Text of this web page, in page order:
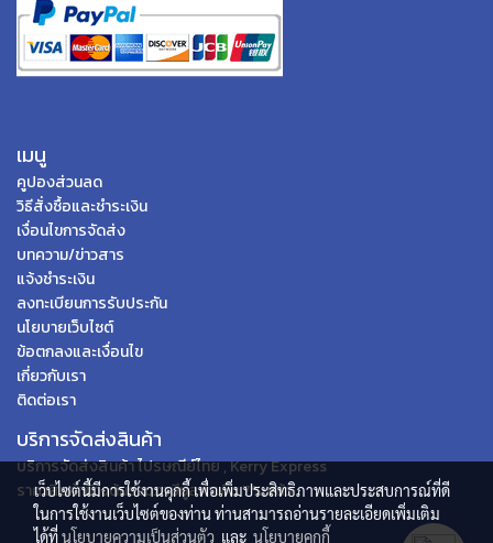
เมนู
คูปองส่วนลด
วิธีสั่งซื้อและชำระเงิน
เงื่อนไขการจัดส่ง
บทความ/ข่าวสาร
แจ้งชำระเงิน
ลงทะเบียนการรับประกัน
นโยบายเว็บไซต์
ข้อตกลงและเงื่อนไข
เกี่ยวกับเรา
ติดต่อเรา
บริการจัดส่งสินค้า
บริการจัดส่งสินค้า ไปรษณีย์ไทย , Kerry Express
ราคาสินค้าข้างต้นรวมภาษีมูลค่าเพิ่ม 7% แล้ว
เว็บไซต์นี้มีการใช้งานคุกกี้ เพื่อเพิ่มประสิทธิภาพและประสบการณ์ที่ดี
ในการใช้งานเว็บไซต์ของท่าน ท่านสามารถอ่านรายละเอียดเพิ่มเติม
ได้ที่นโยบายความเป็นส่วนตัว และ นโยบายคุกกี้